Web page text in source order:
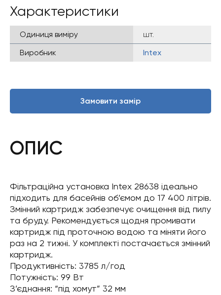
Характеристики
Одиниця виміру
шт.
Виробник
Intex
Замовити замір
ОПИС
Фільтраційна установка Intex 28638 ідеально
підходить для басейнів об’ємом до 17 400 літрів.
Змінний картридж забезпечує очищення від пилу
та бруду. Рекомендується щодня промивати
картридж під проточною водою та міняти його
раз на 2 тижні. У комплекті постачається змінний
картридж.
Продуктивність: 3785 л/год
Потужність: 99 Вт
З’єднання: “під хомут” 32 мм